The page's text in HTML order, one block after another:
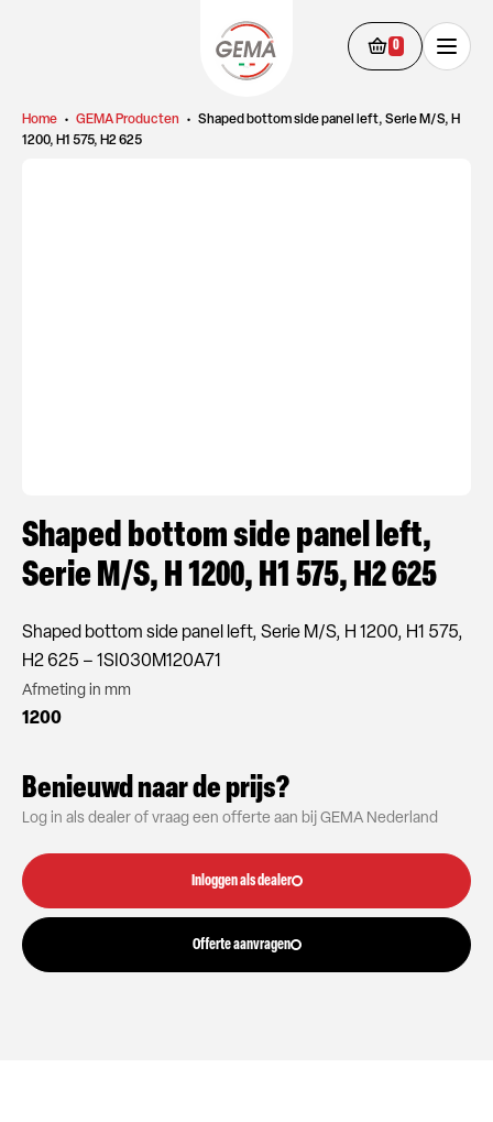
0
Home • GEMA Producten • Shaped bottom side panel left, Serie M/S, H
1200, H1 575, H2 625
Shaped bottom side panel left,
Serie M/S, H 1200, H1 575, H2 625
Shaped bottom side panel left, Serie M/S, H 1200, H1 575,
H2 625 – 1SI030M120A71
Afmeting in mm
1200
Benieuwd naar de prijs?
Log in als dealer of vraag een offerte aan bij GEMA Nederland
Inloggen als dealer
Offerte aanvragen